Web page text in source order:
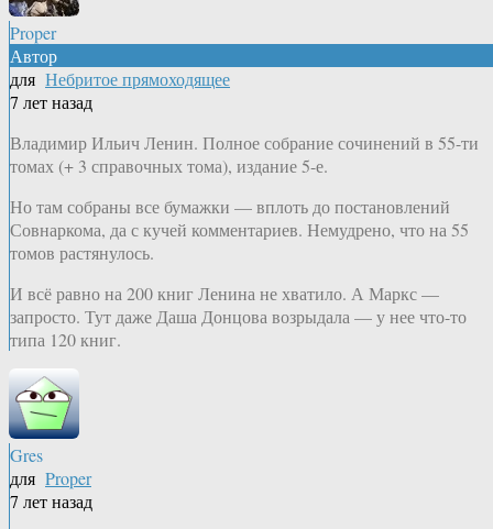
Proper
Автор
для Небритое прямоходящее
7 лет назад
Владимир Ильич Ленин. Полное собрание сочинений в 55-ти
томах (+ 3 справочных тома), издание 5-е.
Но там собраны все бумажки — вплоть до постановлений
Совнаркома, да с кучей комментариев. Немудрено, что на 55
томов растянулось.
И всё равно на 200 книг Ленина не хватило. А Маркс —
запросто. Тут даже Даша Донцова возрыдала — у нее что-то
типа 120 книг.
Gres
для Proper
7 лет назад